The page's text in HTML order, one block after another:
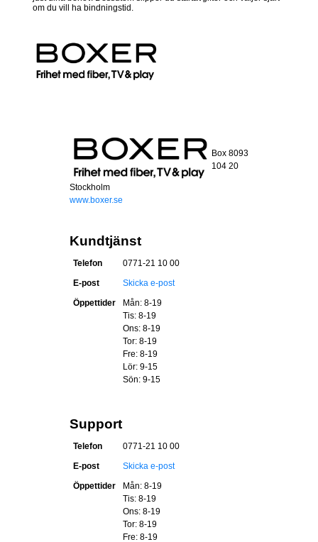
om du vill ha bindningstid.
Box 8093
104 20
Stockholm
www.boxer.se
Kundtjänst
Telefon
0771-21 10 00
E-post
Skicka e-post
Öppettider
Mån: 8-19
Tis: 8-19
Ons: 8-19
Tor: 8-19
Fre: 8-19
Lör: 9-15
Sön: 9-15
Support
Telefon
0771-21 10 00
E-post
Skicka e-post
Öppettider
Mån: 8-19
Tis: 8-19
Ons: 8-19
Tor: 8-19
Fre: 8-19